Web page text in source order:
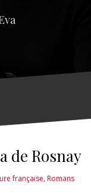
de Rosnay
française,Romans